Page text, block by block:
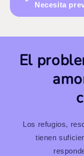
Necesita
El
Los refugios,
tienen